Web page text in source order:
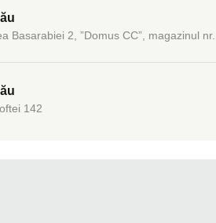
Basarabiei 2, ”Domus CC”, magazinul
142